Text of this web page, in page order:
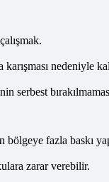
nedeniyle
serbest
bölgeye fazla baskı
zarar verebilir.